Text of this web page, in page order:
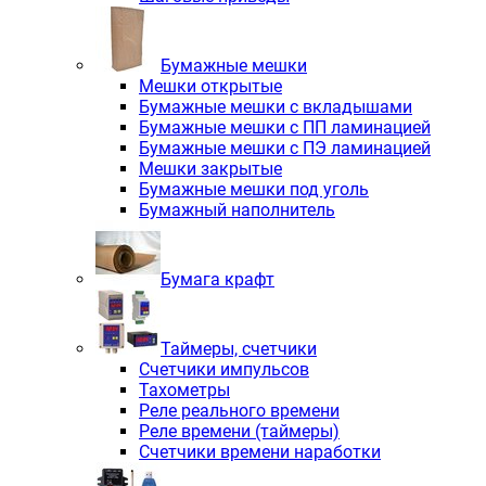
Бумажные мешки
Мешки открытые
Бумажные мешки с вкладышами
Бумажные мешки с ПП ламинацией
Бумажные мешки с ПЭ ламинацией
Мешки закрытые
Бумажные мешки под уголь
Бумажный наполнитель
Бумага крафт
Таймеры, счетчики
Счетчики импульсов
Тахометры
Реле реального времени
Реле времени (таймеры)
Счетчики времени наработки